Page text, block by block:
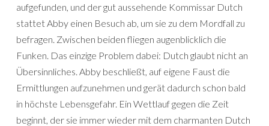
aufgefunden, und der gut aussehende Kommissar Dutch
stattet Abby einen Besuch ab, um sie zu dem Mordfall zu
befragen. Zwischen beiden fliegen augenblicklich die
Funken. Das einzige Problem dabei: Dutch glaubt nicht an
Übersinnliches. Abby beschließt, auf eigene Faust die
Ermittlungen aufzunehmen und gerät dadurch schon bald
in höchste Lebensgefahr. Ein Wettlauf gegen die Zeit
beginnt, der sie immer wieder mit dem charmanten Dutch